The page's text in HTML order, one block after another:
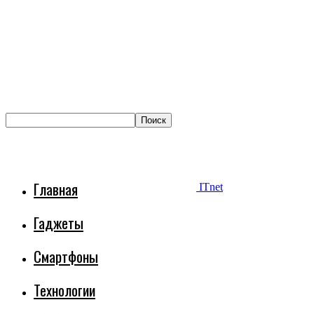
ITnet
Главная
Гаджеты
Смартфоны
Технологии